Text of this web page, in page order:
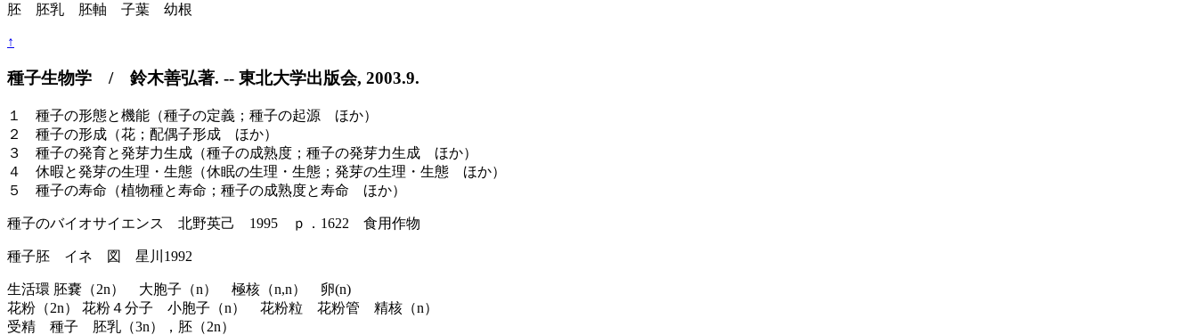
胚 胚乳 胚軸 子葉 幼根
↑
種子生物学 / 鈴木善弘著. -- 東北大学出版会, 2003.9.
１ 種子の形態と機能（種子の定義；種子の起源 ほか）
２ 種子の形成（花；配偶子形成 ほか）
３ 種子の発育と発芽力生成（種子の成熟度；種子の発芽力生成 ほか）
４ 休暇と発芽の生理・生態（休眠の生理・生態；発芽の生理・生態 ほか）
５ 種子の寿命（植物種と寿命；種子の成熟度と寿命 ほか）
種子のバイオサイエンス 北野英己 1995 ｐ．1622 食用作物
種子胚 イネ 図 星川1992
生活環 胚嚢（2n） 大胞子（n） 極核（n,n） 卵(n)
花粉（2n） 花粉４分子 小胞子（n） 花粉粒 花粉管 精核（n）
受精 種子 胚乳（3n），胚（2n）